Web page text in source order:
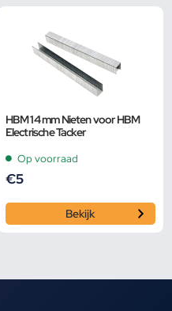
HBM 14 mm Nieten voor HBM
Electrische Tacker
Op voorraad
€5
Bekijk